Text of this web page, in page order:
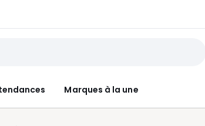
Marques à la une